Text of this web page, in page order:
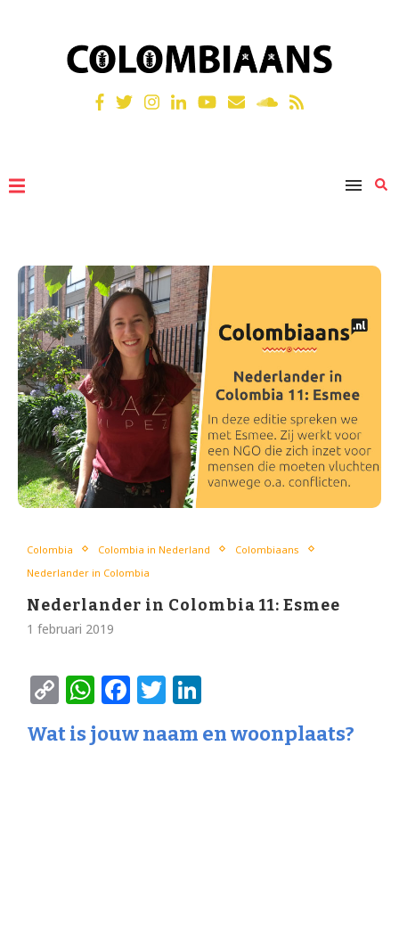
Colombia Colombia in Nederland
Colombiaans
Nederlander in Colombia
Nederlander in Colombia 11: Esmee
1 februari 2019
Copy
Link
WhatsApp
Facebook
Twitter
Wat is jouw naam en woonplaats?